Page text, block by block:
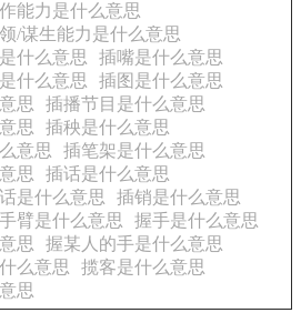
能力是什么意思
/谋生能力是什么意思
什么意思
插嘴是什么意思
什么意思
插图是什么意思
思
插播节目是什么意思
思
插秧是什么意思
意思
插笔架是什么意思
思
插话是什么意思
是什么意思
插销是什么意思
臂是什么意思
握手是什么意思
思
握某人的手是什么意思
么意思
揽客是什么意思
思